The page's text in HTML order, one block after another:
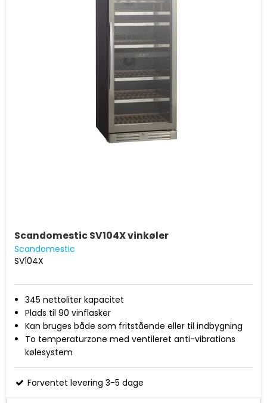
Scandomestic SV104X vinkøler
Scandomestic
SV104X
345 nettoliter kapacitet
Plads til 90 vinflasker
Kan bruges både som fritstående eller til indbygning
To temperaturzone med ventileret anti-vibrations
kølesystem
Digital styring og display
Temperatur område 5-18 grader
5, 1/2 udtrækshylder + 1 stationær hylde i bøgetræ
Forventet levering 3-5 dage